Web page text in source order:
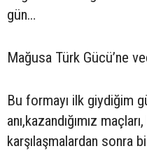
gün…
Mağusa Türk Gücü’ne
Bu formayı ilk giydiğim
anı,kazandığımız
karşılaşmalardan sonra